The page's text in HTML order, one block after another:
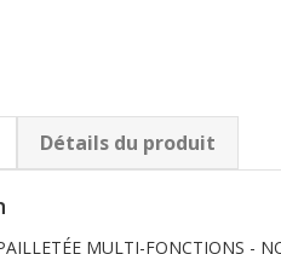
Détails du produit
MULTI-FONCTIONS -